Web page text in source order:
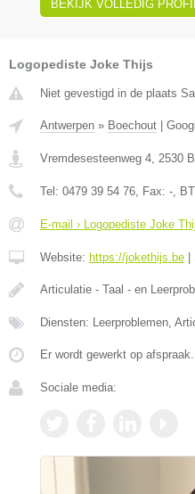
BEKIJK VOLLEDIG
Logopediste Joke Thijs
Niet gevestigd in de plaats
Antwerpen » Boechout
Vremdesesteenweg 4, 2530
Tel: 0479 39 54 76, Fax: -,
E-mail › Logopediste Joke
Website: https://jokethijs.be
Articulatie - Taal - en
Diensten: Leerproblemen,
Er wordt gewerkt op afspraak.
Sociale media: